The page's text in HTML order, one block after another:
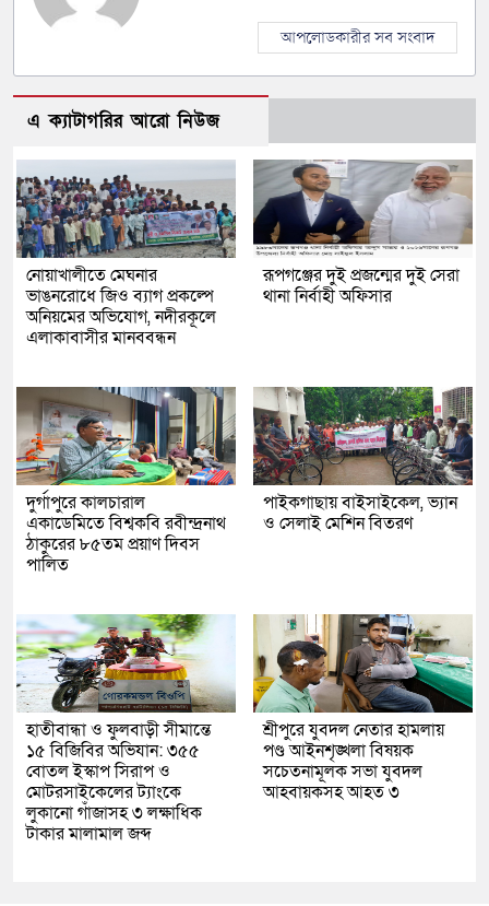
আপলোডকারীর সব সংবাদ
এ ক্যাটাগরির আরো নিউজ
নোয়াখালীতে মেঘনার
ভাঙনরোধে জিও ব্যাগ প্রকল্পে
অনিয়মের অভিযোগ, নদীরকূলে
এলাকাবাসীর মানববন্ধন
রূপগঞ্জের দুই প্রজন্মের দুই সেরা
থানা নির্বাহী অফিসার
দুর্গাপুরে কালচারাল
একাডেমিতে বিশ্বকবি রবীন্দ্রনাথ
ঠাকুরের ৮৫তম প্রয়াণ দিবস
পালিত
পাইকগাছায় বাইসাইকেল, ভ্যান
ও সেলাই মেশিন বিতরণ
হাতীবান্ধা ও ফুলবাড়ী সীমান্তে
১৫ বিজিবির অভিযান: ৩৫৫
বোতল ইস্কাপ সিরাপ ও
মোটরসাইকেলের ট্যাংকে
লুকানো গাঁজাসহ ৩ লক্ষাধিক
টাকার মালামাল জব্দ
শ্রীপুরে যুবদল নেতার হামলায়
পণ্ড আইনশৃঙ্খলা বিষয়ক
সচেতনামূলক সভা যুবদল
আহবায়কসহ আহত ৩